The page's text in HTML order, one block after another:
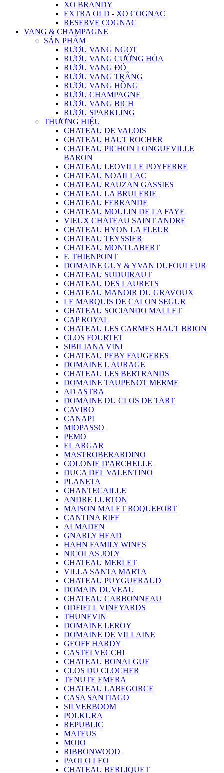
XO BRANDY
EXTRA OLD - XO COGNAC
RESERVE COGNAC
VANG & CHAMPAGNE
SẢN PHẨM
RƯỢU VANG NGỌT
RƯỢU VANG CƯỜNG HÓA
RƯỢU VANG ĐỎ
RƯỢU VANG TRẮNG
RƯỢU VANG HỒNG
RƯỢU CHAMPAGNE
RƯỢU VANG BỊCH
RƯỢU SPARKLING
THƯƠNG HIỆU
CHATEAU DE VALOIS
CHATEAU HAUT ROCHER
CHATEAU PICHON LONGUEVILLE
BARON
CHATEAU LEOVILLE POYFERRE
CHATEAU NOAILLAC
CHATEAU RAUZAN GASSIES
CHATEAU LA BRULERIE
CHATEAU FERRANDE
CHATEAU MOULIN DE LA FAYE
VIEUX CHATEAU SAINT ANDRE
CHATEAU HYON LA FLEUR
CHATEAU TEYSSIER
CHATEAU MONTLABERT
F. THIENPONT
DOMAINE GUY & YVAN DUFOULEUR
CHATEAU SUDUIRAUT
CHATEAU DES LAURETS
CHATEAU MANOIR DU GRAVOUX
LE MARQUIS DE CALON SEGUR
CHATEAU SOCIANDO MALLET
CAP ROYAL
CHATEAU LES CARMES HAUT BRION
CLOS FOURTET
SIBILIANA VINI
CHATEAU PEBY FAUGERES
DOMAINE L'AURAGE
CHATEAU LES BERTRANDS
DOMAINE TAUPENOT MERME
AD ASTRA
DOMAINE DU CLOS DE TART
CAVIRO
CANAPI
MIOPASSO
PEMO
EL ARGAR
MASTROBERARDINO
COLONIE D'ARCHELLE
DUCA DEL VALENTINO
PLANETA
CHANTECAILLE
ANDRE LURTON
MAISON MALET ROQUEFORT
CANTINA RIFF
ALMADEN
GNARLY HEAD
HAHN FAMILY WINES
NICOLAS JOLY
CHATEAU MERLET
VILLA SANTA MARTA
CHATEAU PUYGUERAUD
DOMAIN DUVEAU
CHATEAU CARBONNEAU
ODFIELL VINEYARDS
THUNEVIN
DOMAINE LEROY
DOMAINE DE VILLAINE
GEOFF HARDY
CASTELVECCHI
CHATEAU BONALGUE
CLOS DU CLOCHER
TENUTE EMERA
CHATEAU LABEGORCE
CASA SANTIAGO
SILVERBOOM
POLKURA
REPUBLIC
MATEUS
MOJO
RIBBONWOOD
PAOLO LEO
CHATEAU BERLIQUET